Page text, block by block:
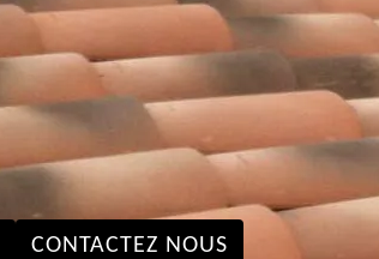
CONTACTEZ NOUS